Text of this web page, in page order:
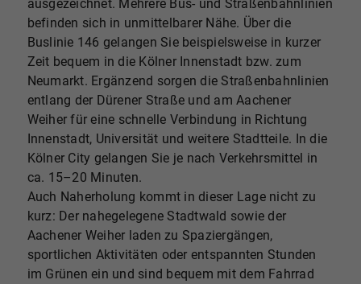
ausgezeichnet. Mehrere Bus- und Straßenbahnlinien
befinden sich in unmittelbarer Nähe. Über die
Buslinie 146 gelangen Sie beispielsweise in kurzer
Zeit bequem in die Kölner Innenstadt bzw. zum
Neumarkt. Ergänzend sorgen die Straßenbahnlinien
entlang der Dürener Straße und am Aachener
Weiher für eine schnelle Verbindung in Richtung
Innenstadt, Universität und weitere Stadtteile. In die
Kölner City gelangen Sie je nach Verkehrsmittel in
ca. 15–20 Minuten.
Auch Naherholung kommt in dieser Lage nicht zu
kurz: Der nahegelegene Stadtwald sowie der
Aachener Weiher laden zu Spaziergängen,
sportlichen Aktivitäten oder entspannten Stunden
im Grünen ein und sind bequem mit dem Fahrrad